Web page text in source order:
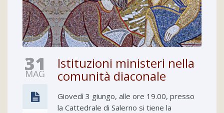
31
MAG
Istituzioni ministeri nella
comunità diaconale
Giovedì 3 giungo, alle ore 19.00, presso
la Cattedrale di Salerno si tiene la